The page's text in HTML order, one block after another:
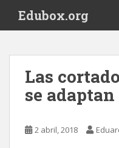
i
Edubox.org
Las
se
2 abril, 2018